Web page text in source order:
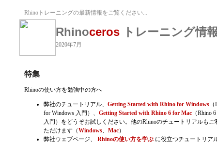
Rhinoトレーニングの最新情報をご覧ください...
Rhinoceros トレーニング情
2020年7月
特集
Rhinoの使い方を勉強中の方へ
弊社のチュートリアル、 Getting Started with Rhino for Windows
for Windows 入門）、 Getting Started with Rhino 6 for Mac （Rhino
入門）をどうぞお試しください。他のRhinoのチュートリアルもご
ただけます（Windows、 Mac）
弊社ウェブページ、
Rhinoの使い方を学ぶ に役立つチュートリア